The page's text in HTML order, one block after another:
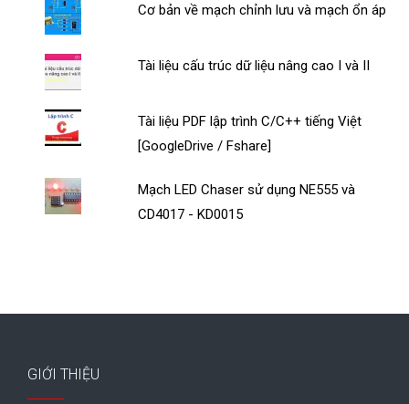
Cơ bản về mạch chỉnh lưu và mạch ổn áp
Tài liệu cấu trúc dữ liệu nâng cao I và II
Tài liệu PDF lập trình C/C++ tiếng Việt
[GoogleDrive / Fshare]
Mạch LED Chaser sử dụng NE555 và
CD4017 - KD0015
GIỚI THIỆU